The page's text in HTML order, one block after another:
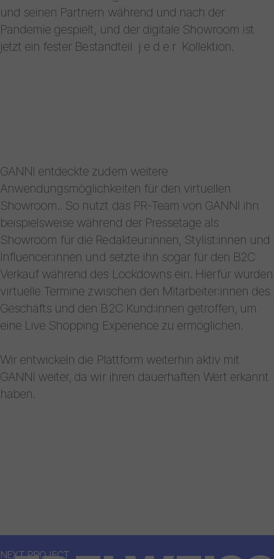
und seinen Partnern während und nach der
Pandemie gespielt, und der digitale Showroom ist
jetzt ein fester Bestandteil j e d e r Kollektion.
GANNI entdeckte zudem weitere
Anwendungsmöglichkeiten für den virtuellen
Showroom.. So nutzt das PR-Team von GANNI ihn
beispielsweise während der Pressetage als
Showroom für die Redakteur:innen, Stylist:innen und
Influencer:innen und setzte ihn sogar für den B2C
Verkauf während des Lockdowns ein. Hierfür wurden
virtuelle Termine zwischen den Mitarbeiter:innen des
Geschäfts und den B2C Kund:innen getroffen, um
eine Live Shopping Experience zu ermöglichen.
Wir entwickeln die Plattform weiterhin aktiv mit
GANNI weiter, da wir ihren dauerhaften Wert erkannt
haben.
NEXT PROJECT